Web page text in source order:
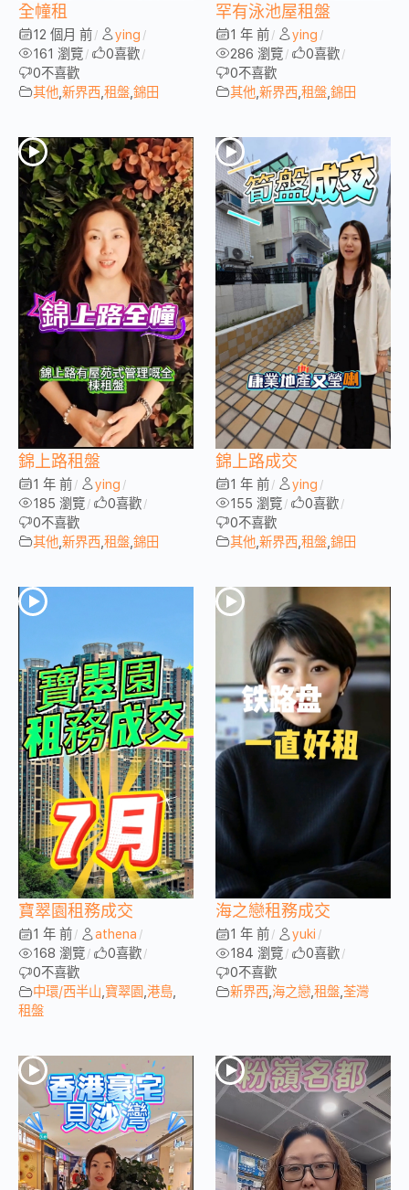
全幢租
12 個月 前 / ying /
161 瀏覽 / 0喜歡 /
0不喜歡
其他 新界西 租盤 錦田
罕有泳池屋租盤
1 年 前 / ying /
286 瀏覽 / 0喜歡 /
0不喜歡
其他 新界西 租盤 錦田
錦上路租盤
1 年 前 / ying /
185 瀏覽 / 0喜歡 /
0不喜歡
其他 新界西 租盤 錦田
錦上路成交
1 年 前 / ying /
155 瀏覽 / 0喜歡 /
0不喜歡
其他 新界西 租盤 錦田
寶翠園租務成交
1 年 前 / athena /
168 瀏覽 / 0喜歡 /
0不喜歡
中環/西半山 寶翠園 港島
租盤
海之戀租務成交
1 年 前 / yuki /
184 瀏覽 / 0喜歡 /
0不喜歡
新界西 海之戀 租盤 荃灣